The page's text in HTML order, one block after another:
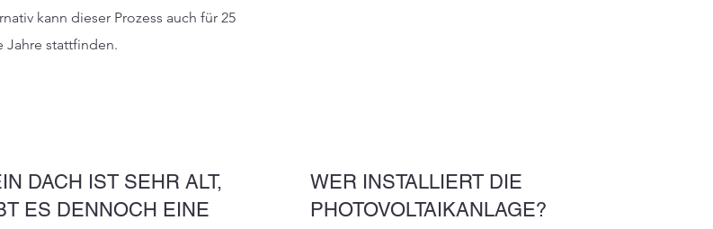
kann dieser Prozess auch für 25
Jahre stattfinden.
DACH IST SEHR ALT,
ES DENNOCH EINE
WER INSTALLIERT DIE
PHOTOVOLTAIKANLAGE?